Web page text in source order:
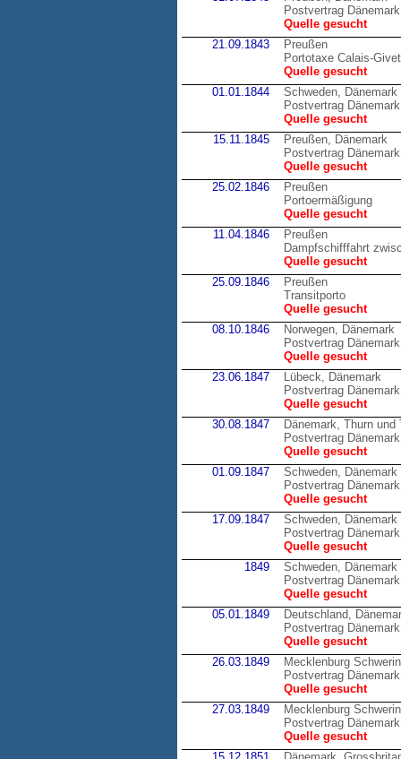
Postvertrag
Quelle gesucht
21.09.1843
Preußen
Portotaxe Calais-Givet
Quelle gesucht
01.01.1844
Schweden, Dänemark
Postvertrag
Quelle gesucht
15.11.1845
Preußen, Dänemark
Postvertrag
Quelle gesucht
25.02.1846
Preußen
Portoermäßigung
Quelle gesucht
11.04.1846
Preußen
Dampfschifffahrt
Quelle gesucht
25.09.1846
Preußen
Transitporto
Quelle gesucht
08.10.1846
Norwegen, Dänemark
Postvertrag
Quelle gesucht
23.06.1847
Lübeck, Dänemark
Postvertrag
Quelle gesucht
30.08.1847
Dänemark, Thurn und
Postvertrag
Quelle gesucht
01.09.1847
Schweden, Dänemark
Postvertrag
Quelle gesucht
17.09.1847
Schweden, Dänemark
Postvertrag
Quelle gesucht
1849
Schweden, Dänemark
Postvertrag
Quelle gesucht
05.01.1849
Deutschland,
Postvertrag
Quelle gesucht
26.03.1849
Mecklenburg
Postvertrag
Quelle gesucht
27.03.1849
Mecklenburg
Postvertrag
Quelle gesucht